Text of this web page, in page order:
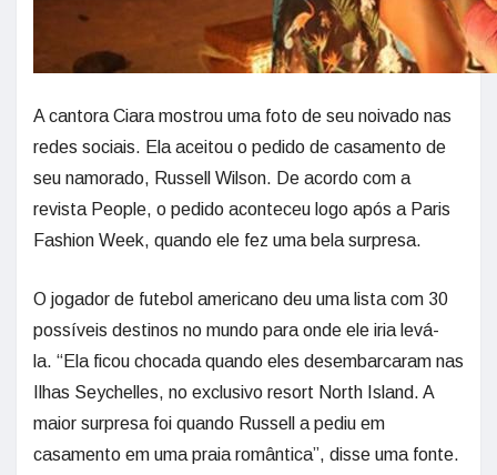
A cantora Ciara mostrou uma foto de seu noivado nas
redes sociais. Ela aceitou o pedido de casamento de
seu namorado, Russell Wilson. De acordo com a
revista People, o pedido aconteceu logo após a Paris
Fashion Week, quando ele fez uma bela surpresa.
O jogador de futebol americano deu uma lista com 30
possíveis destinos no mundo para onde ele iria levá-
la. “Ela ficou chocada quando eles desembarcaram nas
Ilhas Seychelles, no exclusivo resort North Island. A
maior surpresa foi quando Russell a pediu em
casamento em uma praia romântica”, disse uma fonte.